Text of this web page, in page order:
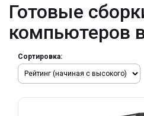
Готовые
компьютеров
Сортировка: